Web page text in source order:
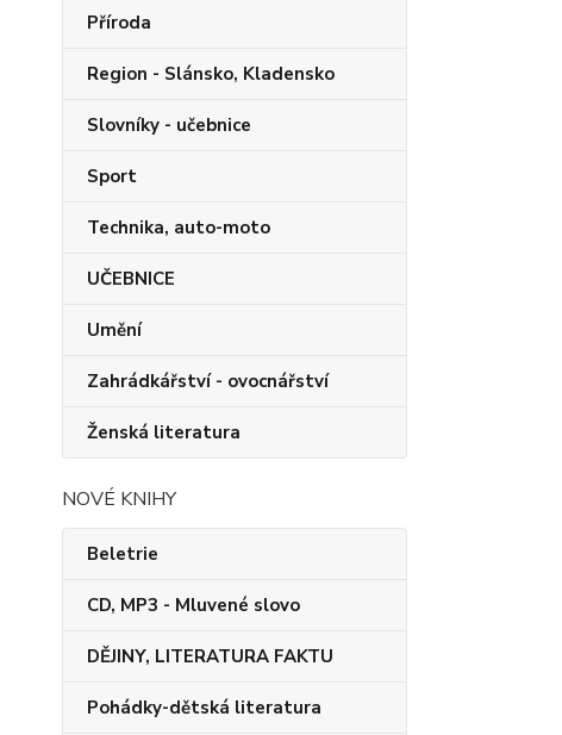
Příroda
Region - Slánsko, Kladensko
Slovníky - učebnice
Sport
Technika, auto-moto
UČEBNICE
Umění
Zahrádkářství - ovocnářství
Ženská literatura
NOVÉ KNIHY
Beletrie
CD, MP3 - Mluvené slovo
DĚJINY, LITERATURA FAKTU
Pohádky-dětská literatura